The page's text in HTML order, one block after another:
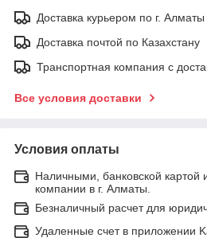
Доставка курьером по г. Алматы
Доставка почтой по Казахстану
Транспортная компания с
Все условия доставки
Условия оплаты
Наличными, банковской картой
компании в г. Алматы.
Безналичный расчет для
Удаленные счет в приложении